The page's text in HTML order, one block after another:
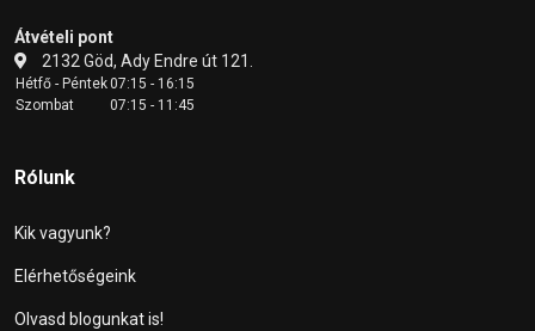
Átvételi pont
2132 Göd, Ady Endre út 121.
Hétfő - Péntek07:15 - 16:15
Szombat
07:15 - 11:45
Rólunk
Kik vagyunk?
Elérhetőségeink
Olvasd blogunkat is!